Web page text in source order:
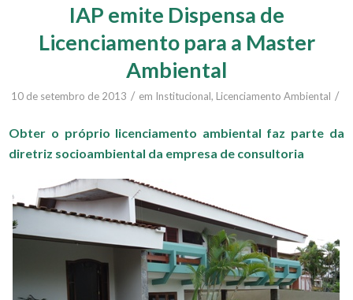
IAP emite Dispensa de
Licenciamento para a Master
Ambiental
10 de setembro de 2013 / em Institucional, Licenciamento Ambiental /
Obter o próprio licenciamento ambiental faz parte da
diretriz socioambiental da empresa de consultoria